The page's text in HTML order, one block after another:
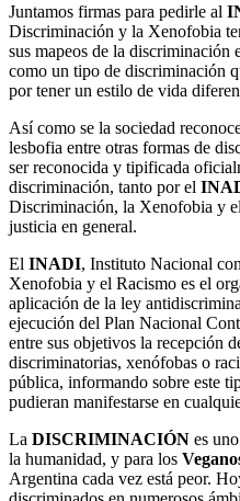
Juntamos firmas para pedirle al
Discriminación y la Xenofobia
sus mapeos de la discriminación
como un tipo de discriminación
por tener un estilo de vida
Así como se la sociedad
lesbofia entre otras formas de
ser reconocida y tipificada
discriminación, tanto por el
Discriminación, la Xenofobia y
justicia en general.
El INADI, Instituto Nacional
Xenofobia y el Racismo es el
aplicación de la ley
ejecución del Plan Nacional
entre sus objetivos la recepción
discriminatorias, xenófobas o
pública, informando sobre este
pudieran manifestarse en
La DISCRIMINACIÓN es
la humanidad, y para los
Argentina cada vez está peor.